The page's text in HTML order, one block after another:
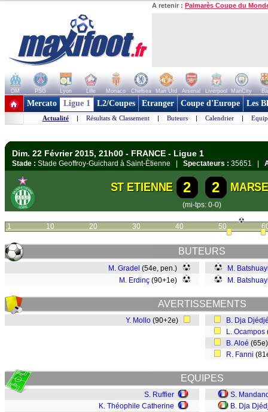
A retenir : Palmarès Coupe du
OM PSG Lyon Lille Monaco Chelsea Man Utd Arsenal Liverpool ManCity
+ de clubs
Mercato Ligue 1 L2/Coupes Etranger Coupe d'Europe Les
Actualité | Résultats & Classement | Buteurs | Calendrier |
Dim. 22 Février 2015, 21h00 - FRANCE - Ligue 1
Stade : Stade Geoffroy-Guichard à Saint-Ètienne | Spectateurs : 35651 |
ST ETIENNE 2 2
(mi-tps: 0-0)
1 10 20 30 40 50
BUTEURS
M. Gradel (54e, pen.)
M. Erdinç (90+1e)
M.
M.
AVERTISSEMENTS
Y. Mollo (90+2e)
B. Dja
L. Ocampos
B. Aloé
R. Fanni
EQUIPES
S. Ruffier
K. Théophile Catherine
S.
B. Dja